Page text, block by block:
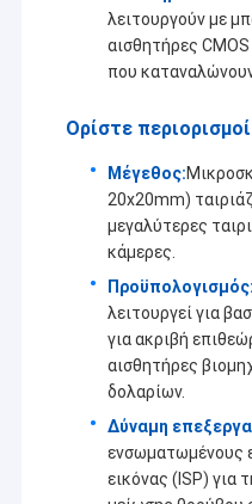
Αρχική Σελίδα
Προϊόντα
Βίντεο
λειτουργούν με
αισθητήρες
που
Ορίστε
Μέγεθος:
20x20mm)
μεγαλύτερες
κάμερες.
Προϋπολογισμός:
λειτουργεί για
για ακριβή
αισθητήρες
δολαρίων.
Δύναμη
ενσωματωμένους
εικόνας (ISP) για
Η Co. τεχνολογίας Sinoseen
Μάρτιο του 2009. Για
παροχή των πελατών τις
λύσεις επεξεργασίας εικόνας
ανάπτυξη, που κατασκευάζει,